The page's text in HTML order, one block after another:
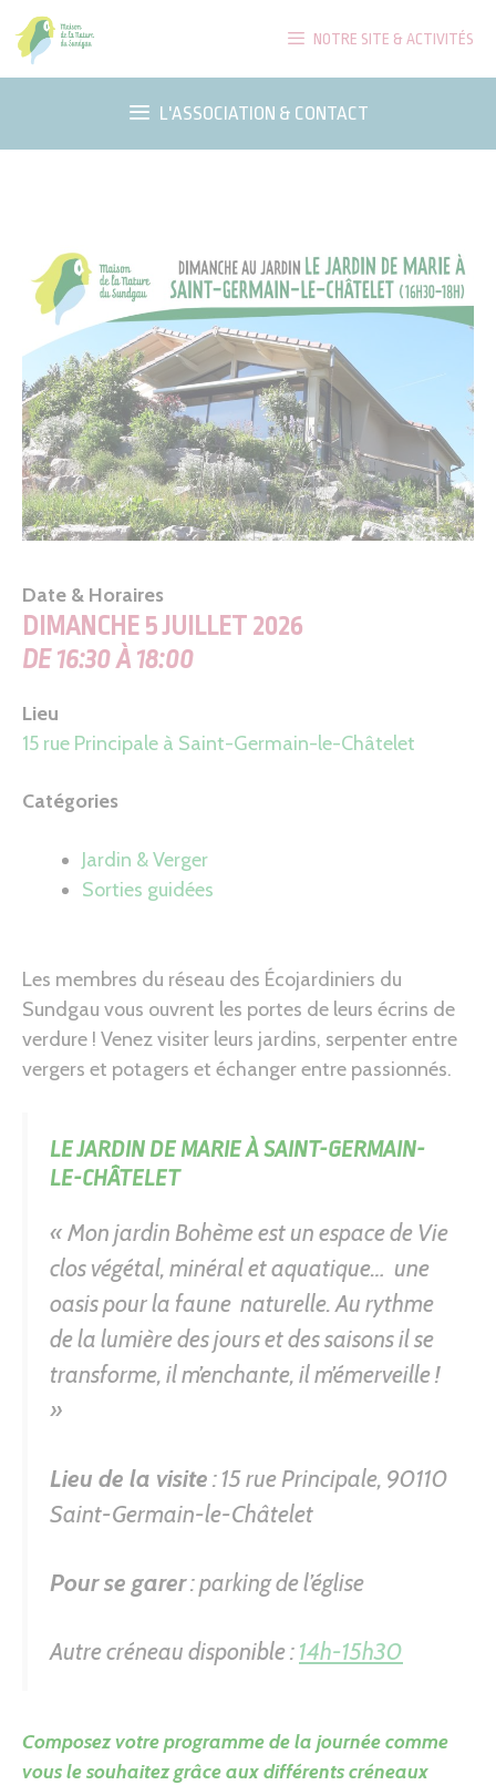
Aller
au
contenu
NOTRE SITE & ACTIVITÉS
L'ASSOCIATION & CONTACT
Date & Horaires
DIMANCHE 5 JUILLET 2026
DE 16:30 À 18:00
Lieu
15 rue Principale à Saint-Germain-le-Châtelet
Catégories
Jardin & Verger
Sorties guidées
Les membres du réseau des Écojardiniers du
Sundgau vous ouvrent les portes de leurs écrins de
verdure ! Venez visiter leurs jardins, serpenter entre
vergers et potagers et échanger entre passionnés.
LE JARDIN DE MARIE ÀSAINT-GERMAIN-
LE-CHÂTELET
« Mon jardin Bohème est un espace de Vie
clos végétal, minéral et aquatique… une
oasis pour la faune naturelle. Au rythme
de la lumière des jours et des saisons il se
transforme, il m’enchante, il m’émerveille !
»
Lieu de la visite: 15 rue Principale, 90110
Saint-Germain-le-Châtelet
Pour se garer: parking de l’église
Autre créneau disponible :14h-15h30
Composez votre programme de la journée comme
vous le souhaitez grâce aux différents créneaux